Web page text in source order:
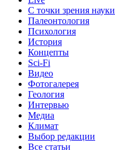
С точки зрения науки
Палеонтология
Психология
История
Концепты
Sci-Fi
Видео
Фотогалерея
Геология
Интервью
Медиа
Климат
Выбор редакции
Все статьи